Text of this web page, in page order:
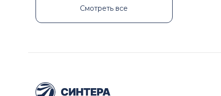
Смотреть все